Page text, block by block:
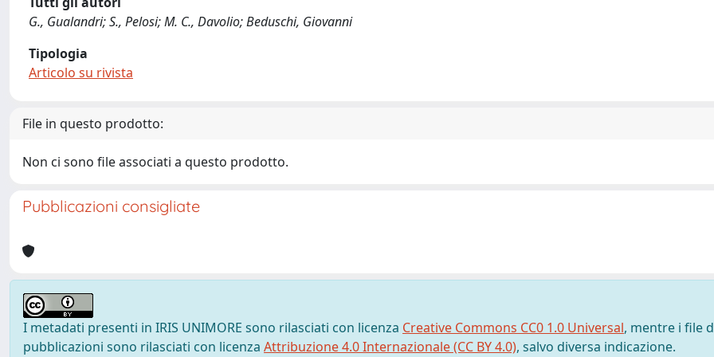
G., Gualandri; S., Pelosi; M. C., Davolio; Beduschi, Giovanni
Tipologia
Articolo su rivista
File in questo prodotto:
Non ci sono file associati a questo prodotto.
Pubblicazioni consigliate
I metadati presenti in IRIS UNIMORE sono rilasciati con licenza Creative Commons CC0 1.0 Universal, mentre i file
pubblicazioni sono rilasciati con licenza Attribuzione 4.0 Internazionale (CC BY 4.0), salvo diversa indicazione.